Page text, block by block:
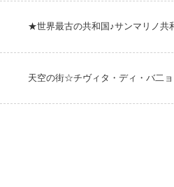
★世界最古の共和国♪サンマリノ共
天空の街☆チヴィタ・ディ・バ二